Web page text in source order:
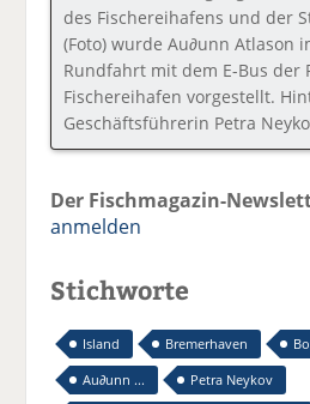
des Fischereihafens und der
(Foto) wurde Au∂unn Atlason
Rundfahrt mit dem E-Bus der
Fischereihafen vorgestellt.
Geschäftsführerin Petra
Der Fischmagazin-
anmelden
Stichworte
Island Bremerhaven
Au∂unn ...
Petra Neykov